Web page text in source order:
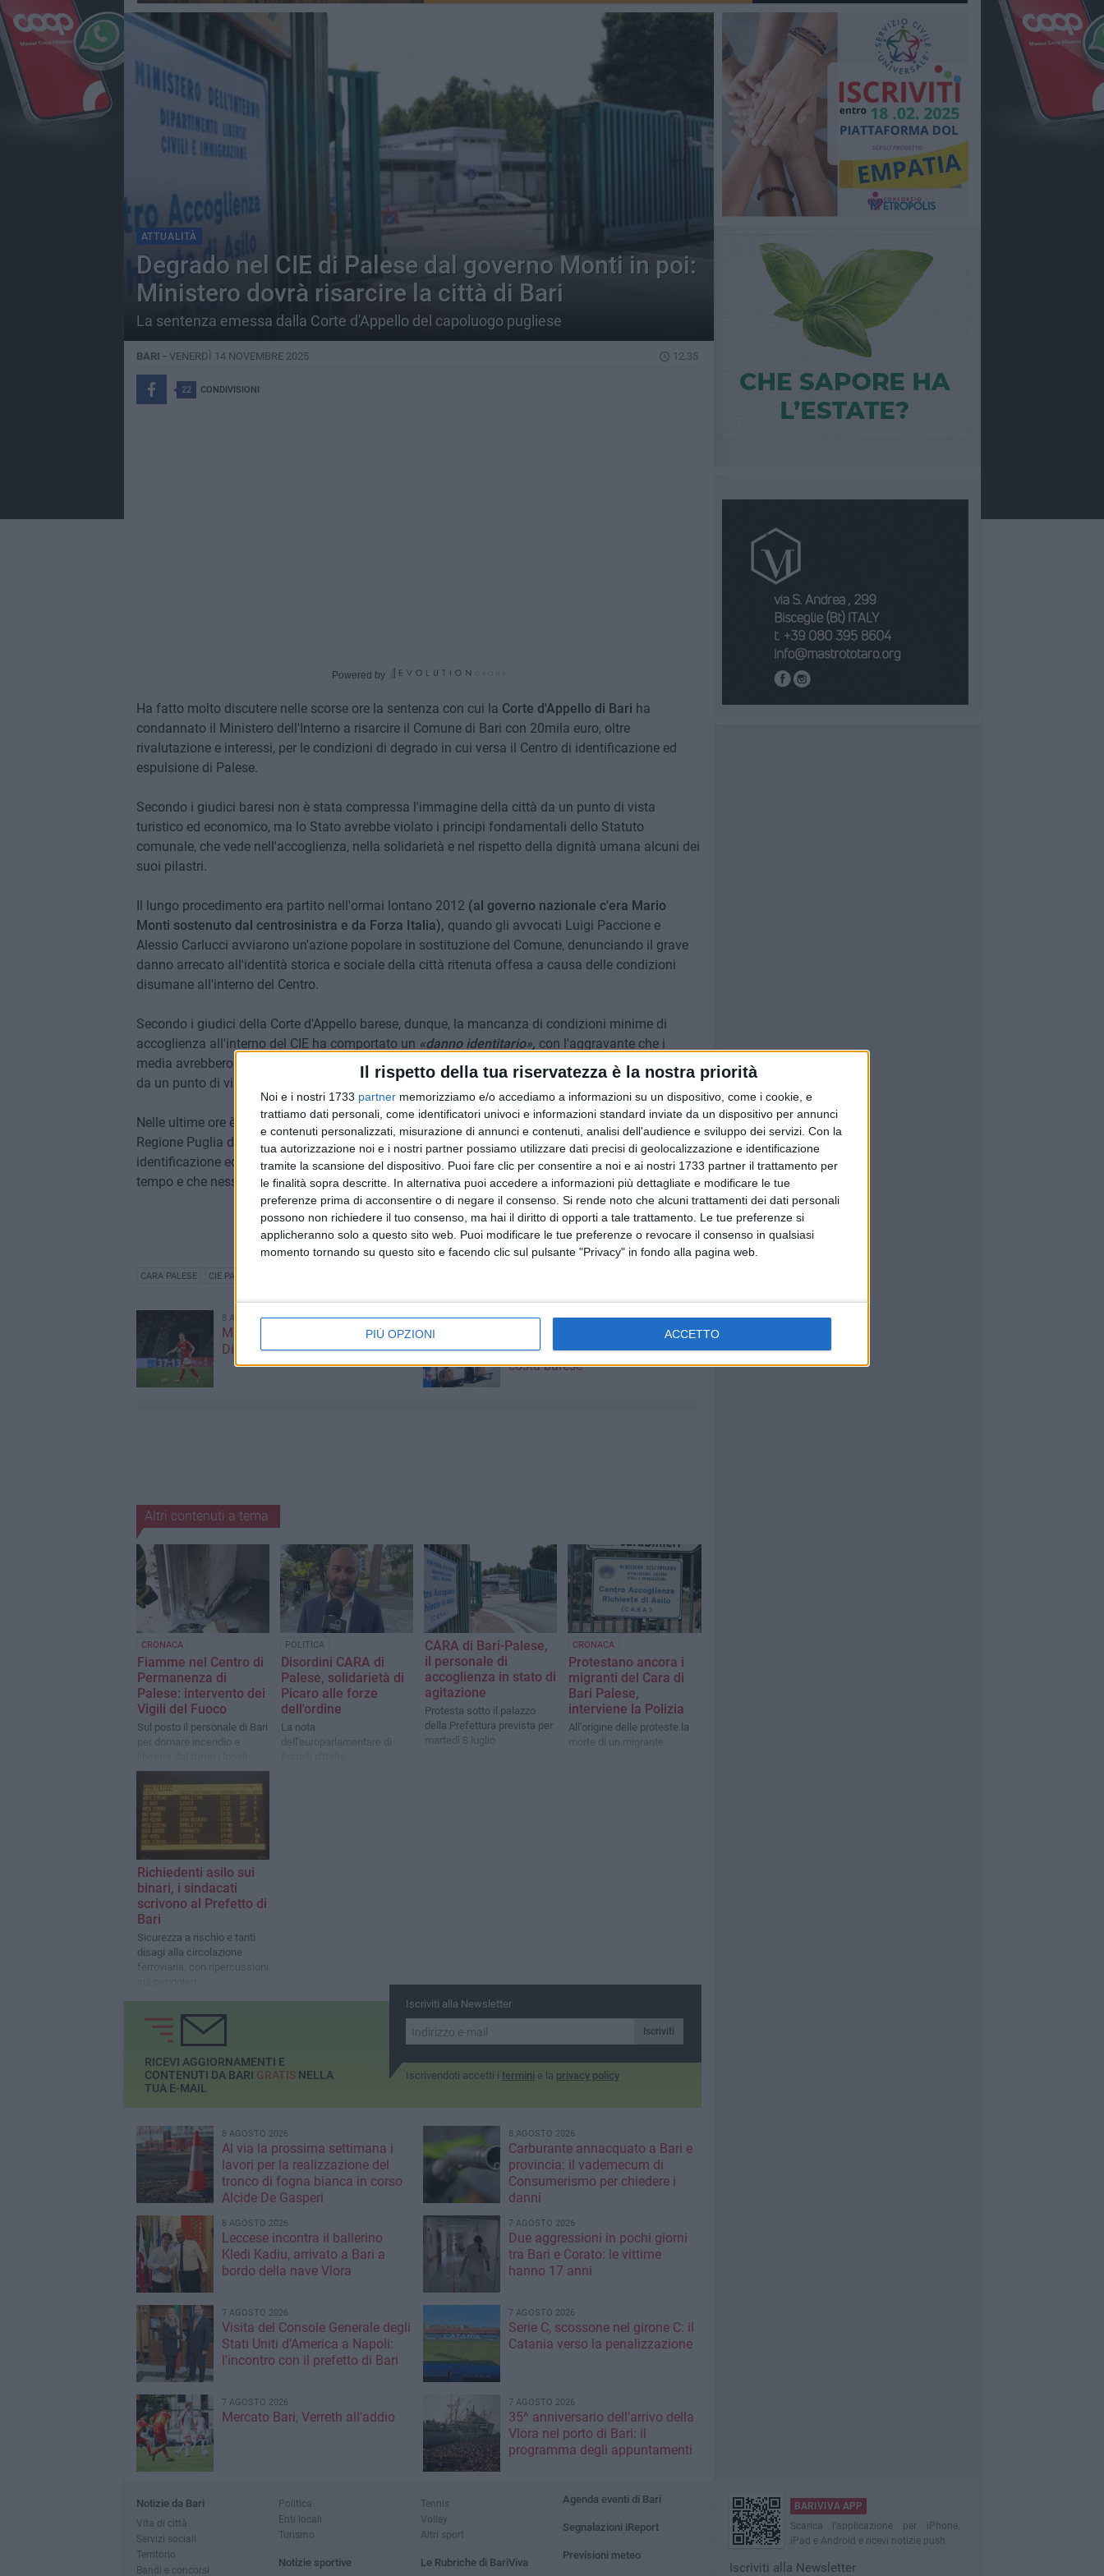
Il rispetto della tua riservatezza è la nostra priorità
Noi e i nostri 1733 partner memorizziamo e/o accediamo a informazioni su un dispositivo, come i cookie, e
trattiamo dati personali, come identificatori univoci e informazioni standard inviate da un dispositivo per annunci
e contenuti personalizzati, misurazione di annunci e contenuti, analisi dell'audience e sviluppo dei servizi. Con la
tua autorizzazione noi e i nostri partner possiamo utilizzare dati precisi di geolocalizzazione e identificazione
tramite la scansione del dispositivo. Puoi fare clic per consentire a noi e ai nostri 1733 partner il trattamento per
le finalità sopra descritte. In alternativa puoi accedere a informazioni più dettagliate e modificare le tue
preferenze prima di acconsentire o di negare il consenso. Si rende noto che alcuni trattamenti dei dati personali
possono non richiedere il tuo consenso, ma hai il diritto di opporti a tale trattamento. Le tue preferenze si
applicheranno solo a questo sito web. Puoi modificare le tue preferenze o revocare il consenso in qualsiasi
momento tornando su questo sito e facendo clic sul pulsante "Privacy" in fondo alla pagina web.
PIÙ OPZIONI ACCETTO
ATTUALITÀ
Degrado nel CIE di Palese dal governo Monti in poi:
Ministero dovrà risarcire la città di Bari
La sentenza emessa dalla Corte d'Appello del capoluogo pugliese
BARI - VENERDÌ 14 NOVEMBRE 2025 12.35
22 CONDIVISIONI
Powered by
Ha fatto molto discutere nelle scorse ore la sentenza con cui la Corte d'Appello di Bari ha
condannato il Ministero dell'Interno a risarcire il Comune di Bari con 20mila euro, oltre
rivalutazione e interessi, per le condizioni di degrado in cui versa il Centro di identificazione ed
espulsione di Palese.
Secondo i giudici baresi non è stata compressa l'immagine della città da un punto di vista
turistico ed economico, ma lo Stato avrebbe violato i principi fondamentali dello Statuto
comunale, che vede nell'accoglienza, nella solidarietà e nel rispetto della dignità umana alcuni dei
suoi pilastri.
Il lungo procedimento era partito nell'ormai lontano 2012 (al governo nazionale c'era Mario
Monti sostenuto dal centrosinistra e da Forza Italia), quando gli avvocati Luigi Paccione e
Alessio Carlucci avviarono un'azione popolare in sostituzione del Comune, denunciando il grave
danno arrecato all'identità storica e sociale della città ritenuta offesa a causa delle condizioni
disumane all'interno del Centro.
Secondo i giudici della Corte d'Appello barese, dunque, la mancanza di condizioni minime di
accoglienza all'interno del CIE ha comportato un «danno identitario», con l'aggravante che i
media avrebbero fatto rimbalzare le notizie in tutta Europa, con nocumento per l'immagine di Bari
da un punto di vista della solidarietà, dei principi minimi di rispetto della persona.
Nelle ultime ore è stato palese il tentativo delle parti politiche in lizza per la presidenza della
Regione Puglia di affibbiare ciascuna all'altra la paternità della situazione nel Centro di
identificazione ed espulsione, ma appare ancor più evidente come la situazione si sia protratta nel
tempo e che nessuno, a livello nazionale, possa dirsi immune da responsabilità.
CARA PALESE CIE PALESE
8 AGOSTO 2026
Mercato in uscita, anche
Dickmann lascia Bari
8 AGOSTO 2026
"Aiutaci a fare i cartoni", parte la
campagna per la raccolta sulla
costa barese
Altri contenuti a tema
CRONACA
Fiamme nel Centro di
Permanenza di
Palese: intervento dei
Vigili del Fuoco
Sul posto il personale di Bari
per domare incendio e
POLITICA
Disordini CARA di
Palese, solidarietà di
Picaro alle forze
dell'ordine
La nota
dell'europarlamentare di
CARA di Bari-Palese,
il personale di
accoglienza in stato di
agitazione
Protesta sotto il palazzo
della Prefettura prevista per
martedì 8 luglio
CRONACA
Protestano ancora i
migranti del Cara di
Bari Palese,
interviene la Polizia
All'origine delle proteste la
morte di un migrante
Richiedenti asilo sui
binari, i sindacati
scrivono al Prefetto di
Bari
Sicurezza a rischio e tanti
disagi alla circolazione
ferroviaria, con ripercussioni
Iscriviti alla Newsletter
Iscriviti
Iscrivendoti accetti i termini e la privacy policy
RICEVI AGGIORNAMENTI E
CONTENUTI DA BARI GRATISNELLA
TUA E-MAIL
8 AGOSTO 2026
Al via la prossima settimana i
lavori per la realizzazione del
tronco di fogna bianca in corso
Alcide De Gasperi
8 AGOSTO 2026
Carburante annacquato a Bari e
provincia: il vademecum di
Consumerismo per chiedere i
danni
8 AGOSTO 2026
Leccese incontra il ballerino
Kledi Kadiu, arrivato a Bari a
bordo della nave Vlora
7 AGOSTO 2026
Due aggressioni in pochi giorni
tra Bari e Corato: le vittime
hanno 17 anni
7 AGOSTO 2026
Visita del Console Generale degli
Stati Uniti d’America a Napoli:
l'incontro con il prefetto di Bari
7 AGOSTO 2026
Serie C, scossone nel girone C: il
Catania verso la penalizzazione
7 AGOSTO 2026
Mercato Bari, Verreth all'addio
7 AGOSTO 2026
35^ anniversario dell’arrivo della
Vlora nel porto di Bari: il
programma degli appuntamenti
Notizie da Bari
Vita di città
Servizi sociali
Territorio
Bandi e concorsi
Politica
Enti locali
Turismo
Notizie sportive
Tennis
Volley
Altri sport
Le Rubriche di BariViva
Agenda eventi di Bari
Segnalazioni iReport
Previsioni meteo
BARIVIVA APP
Scarica l'applicazione per iPhone,
iPad e Android e ricevi notizie push
Iscriviti alla Newsletter